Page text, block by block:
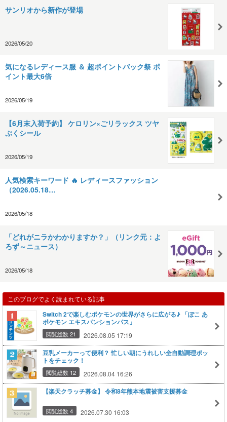
サンリオから新作が登場
2026/05/20
気になるレディース服 ＆ 超ポイントバック祭 ポ
イント最大6倍
2026/05/19
【6月末入荷予約】 ケロリン×ごリラックス ツヤ
ぷくシール
2026/05/19
人気検索キーワード 🔥 レディースファッション
（2026.05.18…
2026/05/18
「どれがニラかわかりますか？」（リンク元：よ
ろず～ニュース）
2026/05/18
このブログでよく読まれている記事
Switch 2で楽しむポケモンの世界がさらに広がる♪ 「ぽこ あ
ポケモン エキスパンションパス」
閲覧総数 21 2026.08.05 17:19
豆乳メーカーって便利？ 忙しい朝にうれしい全自動調理ポッ
トをチェック！
閲覧総数 12 2026.08.04 16:26
【楽天クラッチ募金】 令和8年熊本地震被害支援募金
閲覧総数 4 2026.07.30 16:03